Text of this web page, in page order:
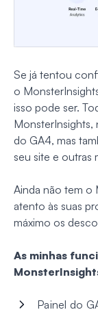
Se já tentou
o
isso pode ser.
MonsterInsights,
do GA4, mas
seu site e outras
Ainda não tem o
atento às suas
máximo os
As minhas
Painel do